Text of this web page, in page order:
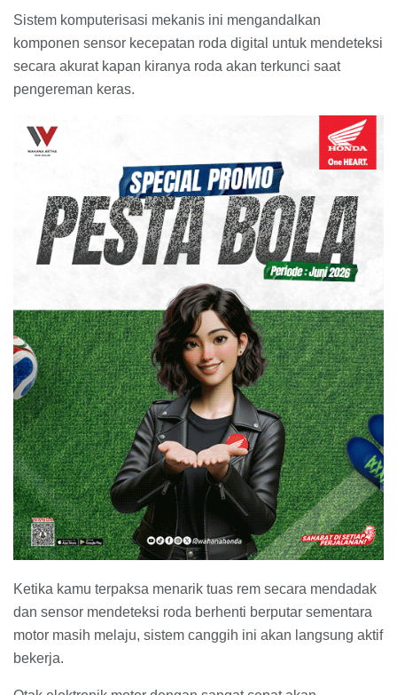
Sistem komputerisasi mekanis ini mengandalkan
komponen sensor kecepatan roda digital untuk mendeteksi
secara akurat kapan kiranya roda akan terkunci saat
pengereman keras.
Ketika kamu terpaksa menarik tuas rem secara mendadak
dan sensor mendeteksi roda berhenti berputar sementara
motor masih melaju, sistem canggih ini akan langsung aktif
bekerja.